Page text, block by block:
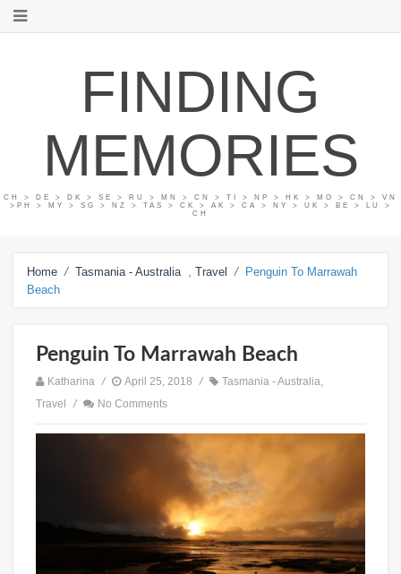
FINDING
MEMORIES
CH > DE > DK > SE > RU > MN > CN > TI > NP > HK > MO > CN > VN
>PH > MY > SG > NZ > TAS > CK > AK > CA > NY > UK > BE > LU >
CH
Home / Tasmania - Australia Travel / Penguin To Marrawah
Beach
Penguin To Marrawah Beach
Katharina / April 25, 2018 / Tasmania - Australia,
Travel
/ No Comments